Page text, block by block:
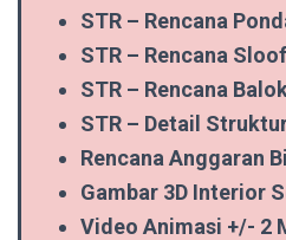
STR – Rencana
STR – Rencana
STR – Rencana
STR – Detail
Rencana Anggaran
Gambar 3D Interior
Video Animasi +/- 2